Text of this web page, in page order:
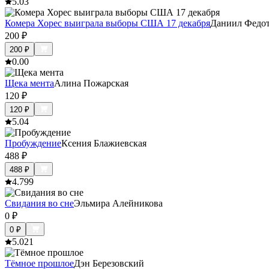
Комера Хорес выиграла выборы США 17 декабряДаниил
200 ₽
200 ₽
0.00
Щека ментаАлина Пожарская
120 ₽
120 ₽
5.04
ПробуждениеКсения Блажиевская
488 ₽
488 ₽
4.799
Свидания во снеЭльмира Алейникова
0 ₽
0 ₽
5.021
Тёмное прошлоеДэн Березовский